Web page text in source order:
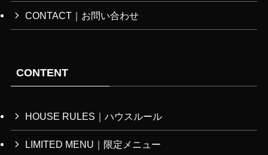
CONTACT｜お問い合わせ
CONTENT
HOUSE RULES｜ハウスルール
LIMITED MENU｜限定メニュー